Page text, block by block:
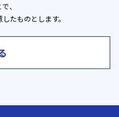
、
したものとします。